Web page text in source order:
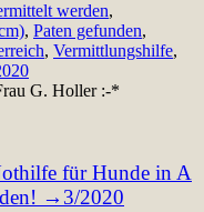
werden,
, Paten gefunden,
, Vermittlungshilfe,
G. Holler :-*
für Hunde in A
→3/2020